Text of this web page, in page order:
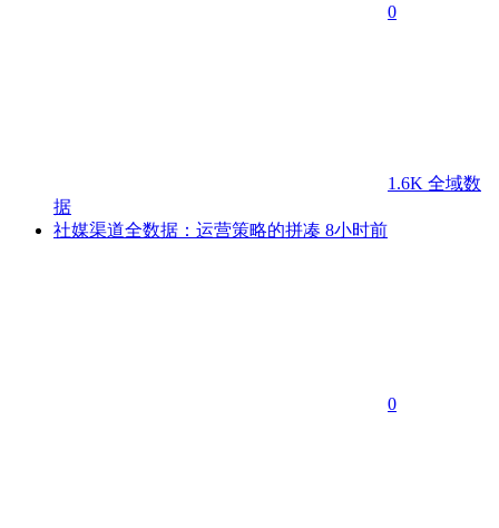
0
1.6K 全域数
据
社媒渠道全数据：运营策略的拼凑 8小时前
0